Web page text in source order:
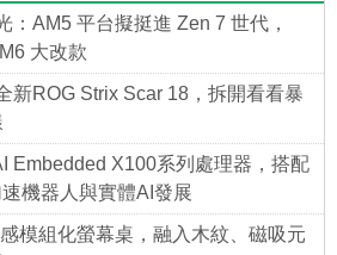
：AM5 平台擬挺進 Zen 7 世代，
大改款
新ROG Strix Scar 18，拆開看看暴
Embedded X100系列處理器，搭配
機器人與實體AI發展
模組化螢幕桌，融入木紋、磁吸元